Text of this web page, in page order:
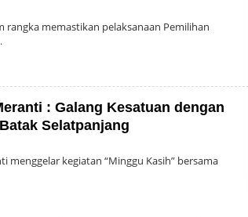
memastikan pelaksanaan Pemilihan
: Galang Kesatuan dengan
Selatpanjang
menggelar kegiatan “Minggu Kasih” bersama